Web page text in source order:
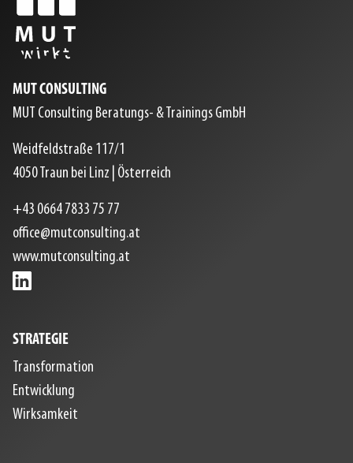
MUT CONSULTING
MUT Consulting Beratungs- & Trainings GmbH
Weidfeldstraße 117/1
4050Traun bei Linz Österreich
+43 0664 7833 75 77
office@mutconsulting.at
www.mutconsulting.at
STRATEGIE
Transformation
Entwicklung
Wirksamkeit